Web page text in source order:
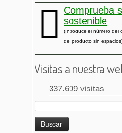
Comprueba
sostenible
(Introduce el número del
del producto sin espacios)
Visitas a nuestra
337.699 visitas